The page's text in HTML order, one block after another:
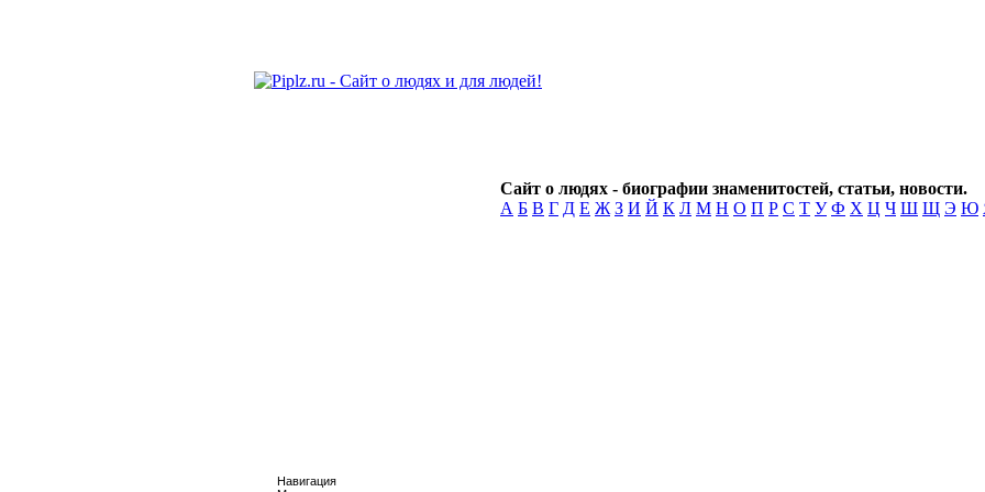
Сайт о людях - биографии знаменитостей, статьи, новости.
А Б В Г Д Е Ж З И Й К Л М Н О П Р С Т У Ф Х Ц Ч Ш Щ Э Ю
Навигация